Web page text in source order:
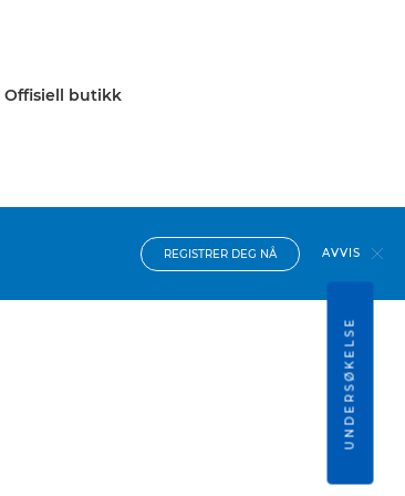
Offisiell butikk
REGISTRER DEG NÅ AVVIS
UNDERSØKELSE